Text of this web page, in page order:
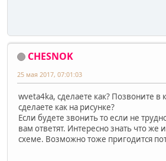
CHESNOK
25 мая 2017, 07:01:03
wveta4ka, сделаете как? Позвоните
сделаете как на рисунке?
Если будете звонить то если не
вам ответят. Интересно знать что же
схеме. Возможно тоже пригодится